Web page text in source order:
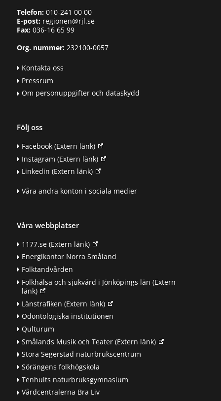
Telefon:010-241 00 00
E-post:regionen@rjl.se
Fax: 036-16 65 99
Org. nummer:232100-0057
Kontakta oss
Pressrum
Om personuppgifter och dataskydd
Följ oss
Facebook(Extern länk)
Instagram (Extern länk)
Linkedin (Extern länk)
Våra andra konton i sociala medier
Våra webbplatser
1177.se(Extern länk)
Energikontor Norra Småland
Folktandvården
Folkhälsa och sjukvård i Jönköpings län (Extern
länk)
Länstrafiken (Extern länk)
Odontologiska institutionen
Qulturum
Smålands Musik och Teater(Extern länk)
Stora Segerstad naturbrukscentrum
Sörängens folkhögskola
Tenhults naturbruksgymnasium
Vårdcentralerna Bra Liv